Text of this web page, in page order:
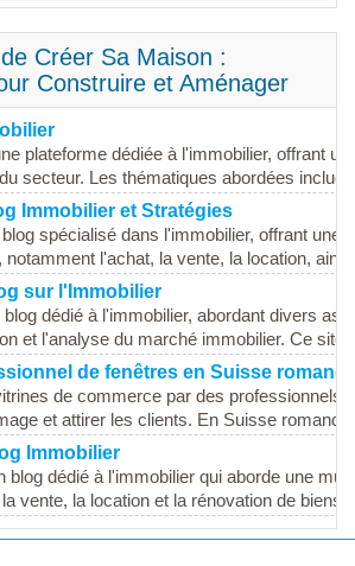
Créer Sa Maison :
Construire et Aménager
plateforme dédiée à l'immobilier, offrant
secteur. Les thématiques abordées
Immobilier et Stratégies
spécialisé dans l'immobilier, offrant une
l'achat, la vente, la location,
sur l'Immobilier
dédié à l'immobilier, abordant divers
et l'analyse du marché immobilier. Ce site
de fenêtres en Suisse
de commerce par des professionnels
et attirer les clients. En Suisse
Immobilier
blog dédié à l'immobilier qui aborde une
vente, la location et la rénovation de biens